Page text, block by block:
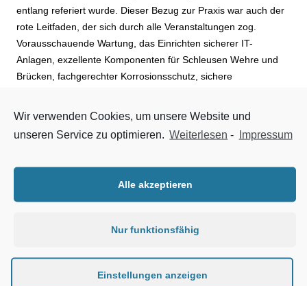
entlang referiert wurde. Dieser Bezug zur Praxis war auch der
rote Leitfaden, der sich durch alle Veranstaltungen zog.
Vorausschauende Wartung, das Einrichten sicherer IT-
Anlagen, exzellente Komponenten für Schleusen Wehre und
Brücken, fachgerechter Korrosionsschutz, sichere
Programmleiter der neuen großen Schleuse in Brunsbüttel,
deutlich, dass das positive Miteinander aller, die an Schleusen
ist und immer mehr sein wird.
Wir verwenden Cookies, um unsere Website und
unseren Service zu optimieren. Weiterlesen - Impressum
Alle akzeptieren
Nur funktionsfähig
Einstellungen anzeigen